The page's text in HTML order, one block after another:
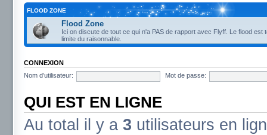
FLOOD ZONE
Flood Zone
Ici on discute de tout ce qui n'a PAS de rapport avec Flyff. Le flood est
limite du raisonnable.
CONNEXION
Nom d’utilisateur:
Mot de passe:
QUI EST EN LIGNE
Au total il y a 3 utilisateurs en